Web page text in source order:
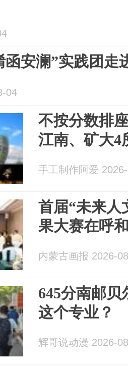
函安澜”实践团走
04
不按分数排
江南、矿大4
手工制作阿爱
首届“未来人
果大赛在呼
内蒙古画报 2026-
645分南邮
这个专业？
辉哥说动漫 2026-